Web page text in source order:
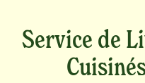
Service de